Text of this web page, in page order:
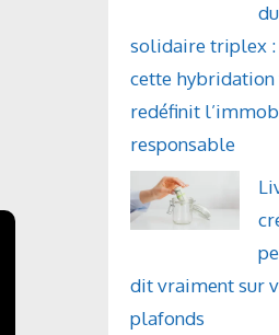
solidaire triplex
cette hybridation
redéfinit
responsable
dit vraiment sur
plafonds